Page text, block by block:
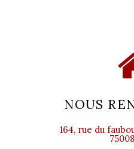
NOUS
164, rue du